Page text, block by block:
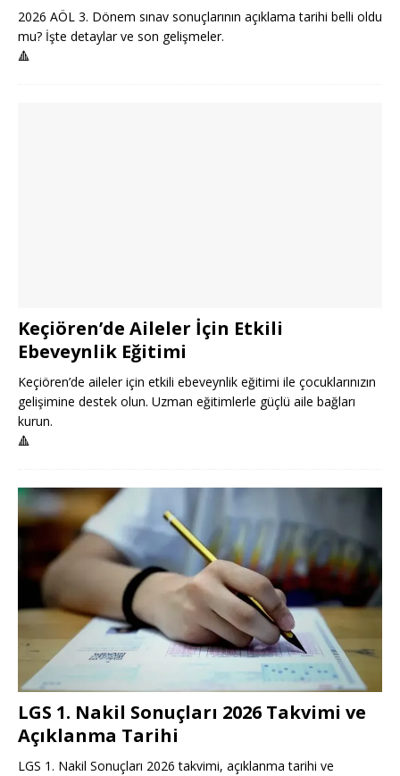
2026 AÖL 3. Dönem sınav sonuçlarının açıklama tarihi belli oldu
mu? İşte detaylar ve son gelişmeler.
🔺
Keçiören’de Aileler İçin Etkili
Ebeveynlik Eğitimi
Keçiören’de aileler için etkili ebeveynlik eğitimi ile çocuklarınızın
gelişimine destek olun. Uzman eğitimlerle güçlü aile bağları
kurun.
🔺
LGS 1. Nakil Sonuçları 2026 Takvimi ve
Açıklanma Tarihi
LGS 1. Nakil Sonuçları 2026 takvimi, açıklanma tarihi ve